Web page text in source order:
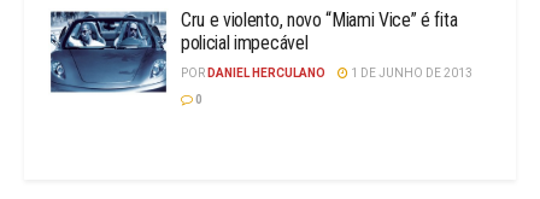
Cru e violento, novo “Miami Vice” é fita
policial impecável
POR DANIEL HERCULANO
1 DE JUNHO DE 2013
0